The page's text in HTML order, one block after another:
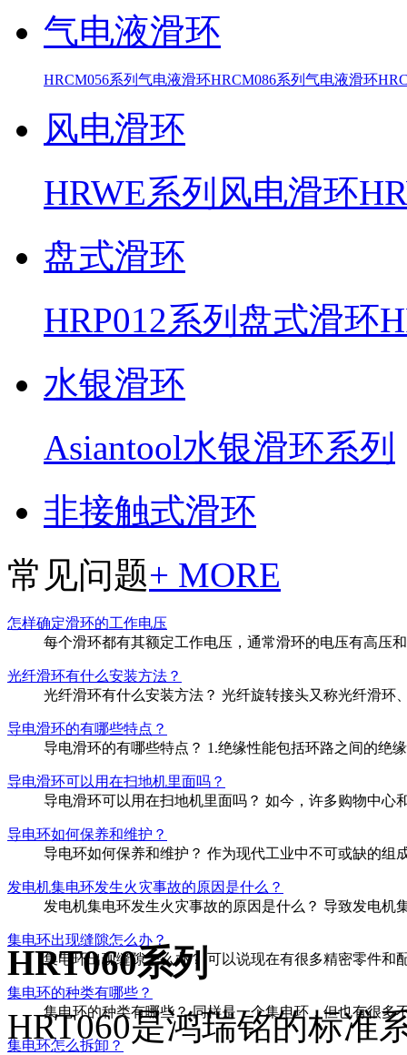
气电液滑环
HRCM056系列气电液滑环HRCM086系列气电液滑环
风电滑环
HRWE系列风电滑环
盘式滑环
HRP012系列盘式滑环
水银滑环
Asiantool水银滑环系列
非接触式滑环
常见问题+ MORE
怎样确定滑环的工作电压
每个滑环都有其额定工作电压，通常滑环的电压有高压
光纤滑环有什么安装方法？
光纤滑环有什么安装方法？ 光纤旋转接头又称光纤滑环
导电滑环的有哪些特点？
导电滑环的有哪些特点？ 1.绝缘性能包括环路之间的绝
导电滑环可以用在扫地机里面吗？
导电滑环可以用在扫地机里面吗？ 如今，许多购物中心
导电环如何保养和维护？
导电环如何保养和维护？ 作为现代工业中不可或缺的组
发电机集电环发生火灾事故的原因是什么？
发电机集电环发生火灾事故的原因是什么？ 导致发电机
集电环出现缝隙怎么办？
集电环出现缝隙怎么办？ 可以说现在有很多精密零件和
集电环的种类有哪些？
集电环的种类有哪些？ 同样是一个集电环，但也有很多
集电环怎么拆卸？
HRT060系列
HRT060是鸿瑞铭的标准